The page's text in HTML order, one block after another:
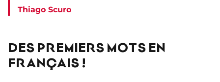
Thiago Scuro
DES PREMIERS MOTS EN
FRANÇAIS !